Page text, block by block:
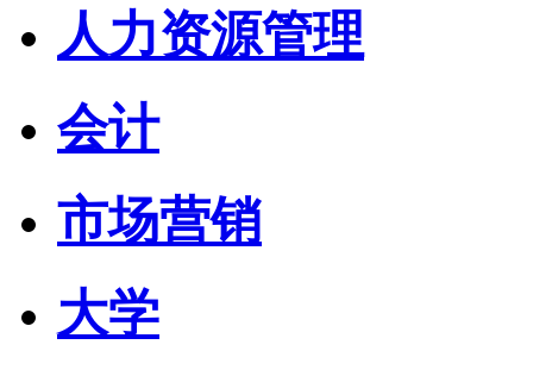
人力资源管理
会计
市场营销
大学